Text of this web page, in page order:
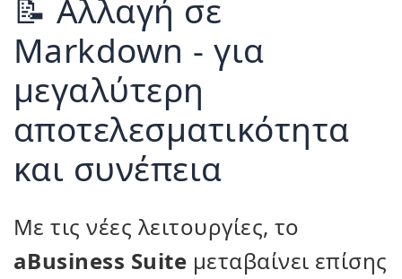
📝 Αλλαγή σε
Markdown - για
μεγαλύτερη
αποτελεσματικότητα
και συνέπεια
Με τις νέες λειτουργίες, το
aBusiness Suite μεταβαίνει επίσης